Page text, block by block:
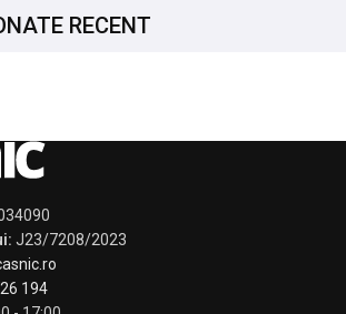
RECENT
J23/7208/2023
194